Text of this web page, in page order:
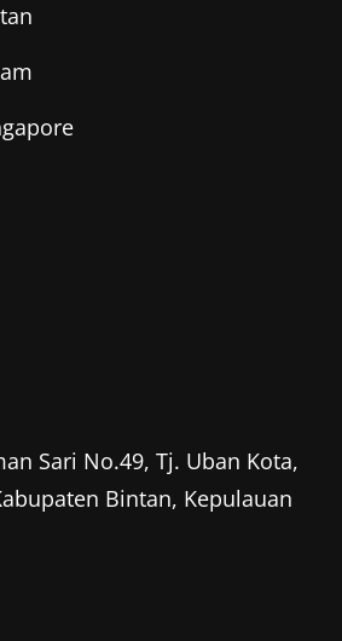
Sari No.49, Tj. Uban Kota,
Bintan, Kepulauan